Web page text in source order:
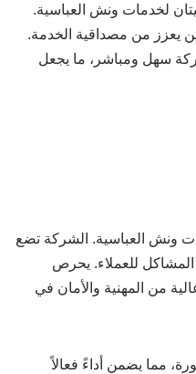
لخدمات ونش العباسية.
يعزز من مصداقية الخدمة.
سهل ومباشر، ما يجعل
ونش العباسية. الشركة تضع
المشاكل للعملاء. يحرص
من المهنية والأمان في
مما يضمن أداءً فعالاً